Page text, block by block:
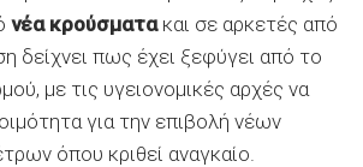
νέα κρούσματακαι σε αρκετές από
δείχνει πως έχει ξεφύγει από το
με τις υγειονομικές αρχές να
για την επιβολή νέων
όπου κριθεί αναγκαίο.